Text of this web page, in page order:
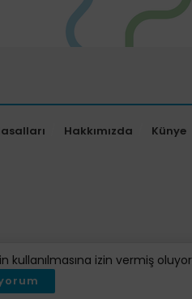
Hakkımızda
Künye
izin vermiş